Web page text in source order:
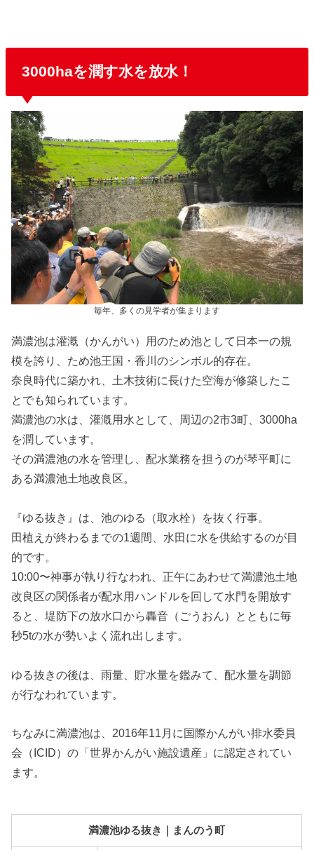
3000haを潤す水を放水！
毎年、多くの見学者が集まります
満濃池は灌漑（かんがい）用のため池として日本一の規
模を誇り、ため池王国・香川のシンボル的存在。
奈良時代に築かれ、土木技術に長けた空海が修築したこ
とでも知られています。
満濃池の水は、灌漑用水として、周辺の2市3町、3000ha
を潤しています。
その満濃池の水を管理し、配水業務を担うのが琴平町に
ある満濃池土地改良区。
『ゆる抜き』は、池のゆる（取水栓）を抜く行事。
田植えが終わるまでの1週間、水田に水を供給するのが目
的です。
10:00〜神事が執り行なわれ、正午にあわせて満濃池土地
改良区の関係者が配水用ハンドルを回して水門を開放す
ると、堤防下の放水口から轟音（ごうおん）とともに毎
秒5tの水が勢いよく流れ出します。
ゆる抜きの後は、雨量、貯水量を鑑みて、配水量を調節
が行なわれています。
ちなみに満濃池は、2016年11月に国際かんがい排水委員
会（ICID）の「世界かんがい施設遺産」に認定されてい
ます。
満濃池ゆる抜き｜まんのう町